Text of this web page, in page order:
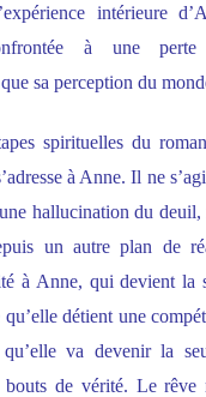
intérieure
à une
sa perception du
spirituelles du
à Anne. Il ne
hallucination du deuil,
un autre plan de
à Anne, qui devient la
détient une
va devenir la
de vérité. Le rêve